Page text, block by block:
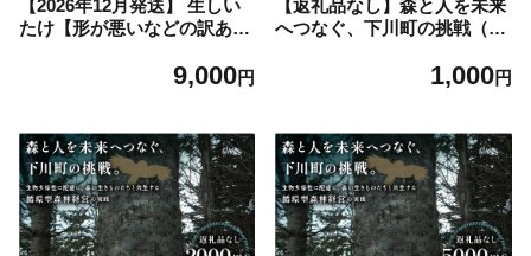
【2026年12月発送】 生しい
たけ【形が悪いなどの訳あり
9,000円
【返礼品なし】森と人を未来
へつなぐ、下川町の挑戦（10
1,000円